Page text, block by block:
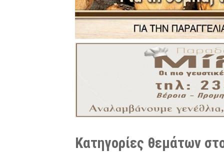
Κατηγορίες θεμάτων